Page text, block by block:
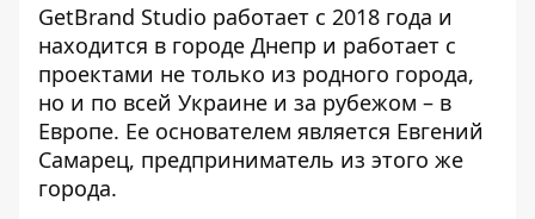
GetBrand Studio работает с 2018 года и
находится в городе Днепр и работает с
проектами не только из родного города,
но и по всей Украине и за рубежом – в
Европе. Ее основателем является Евгений
Самарец, предприниматель из этого же
города.